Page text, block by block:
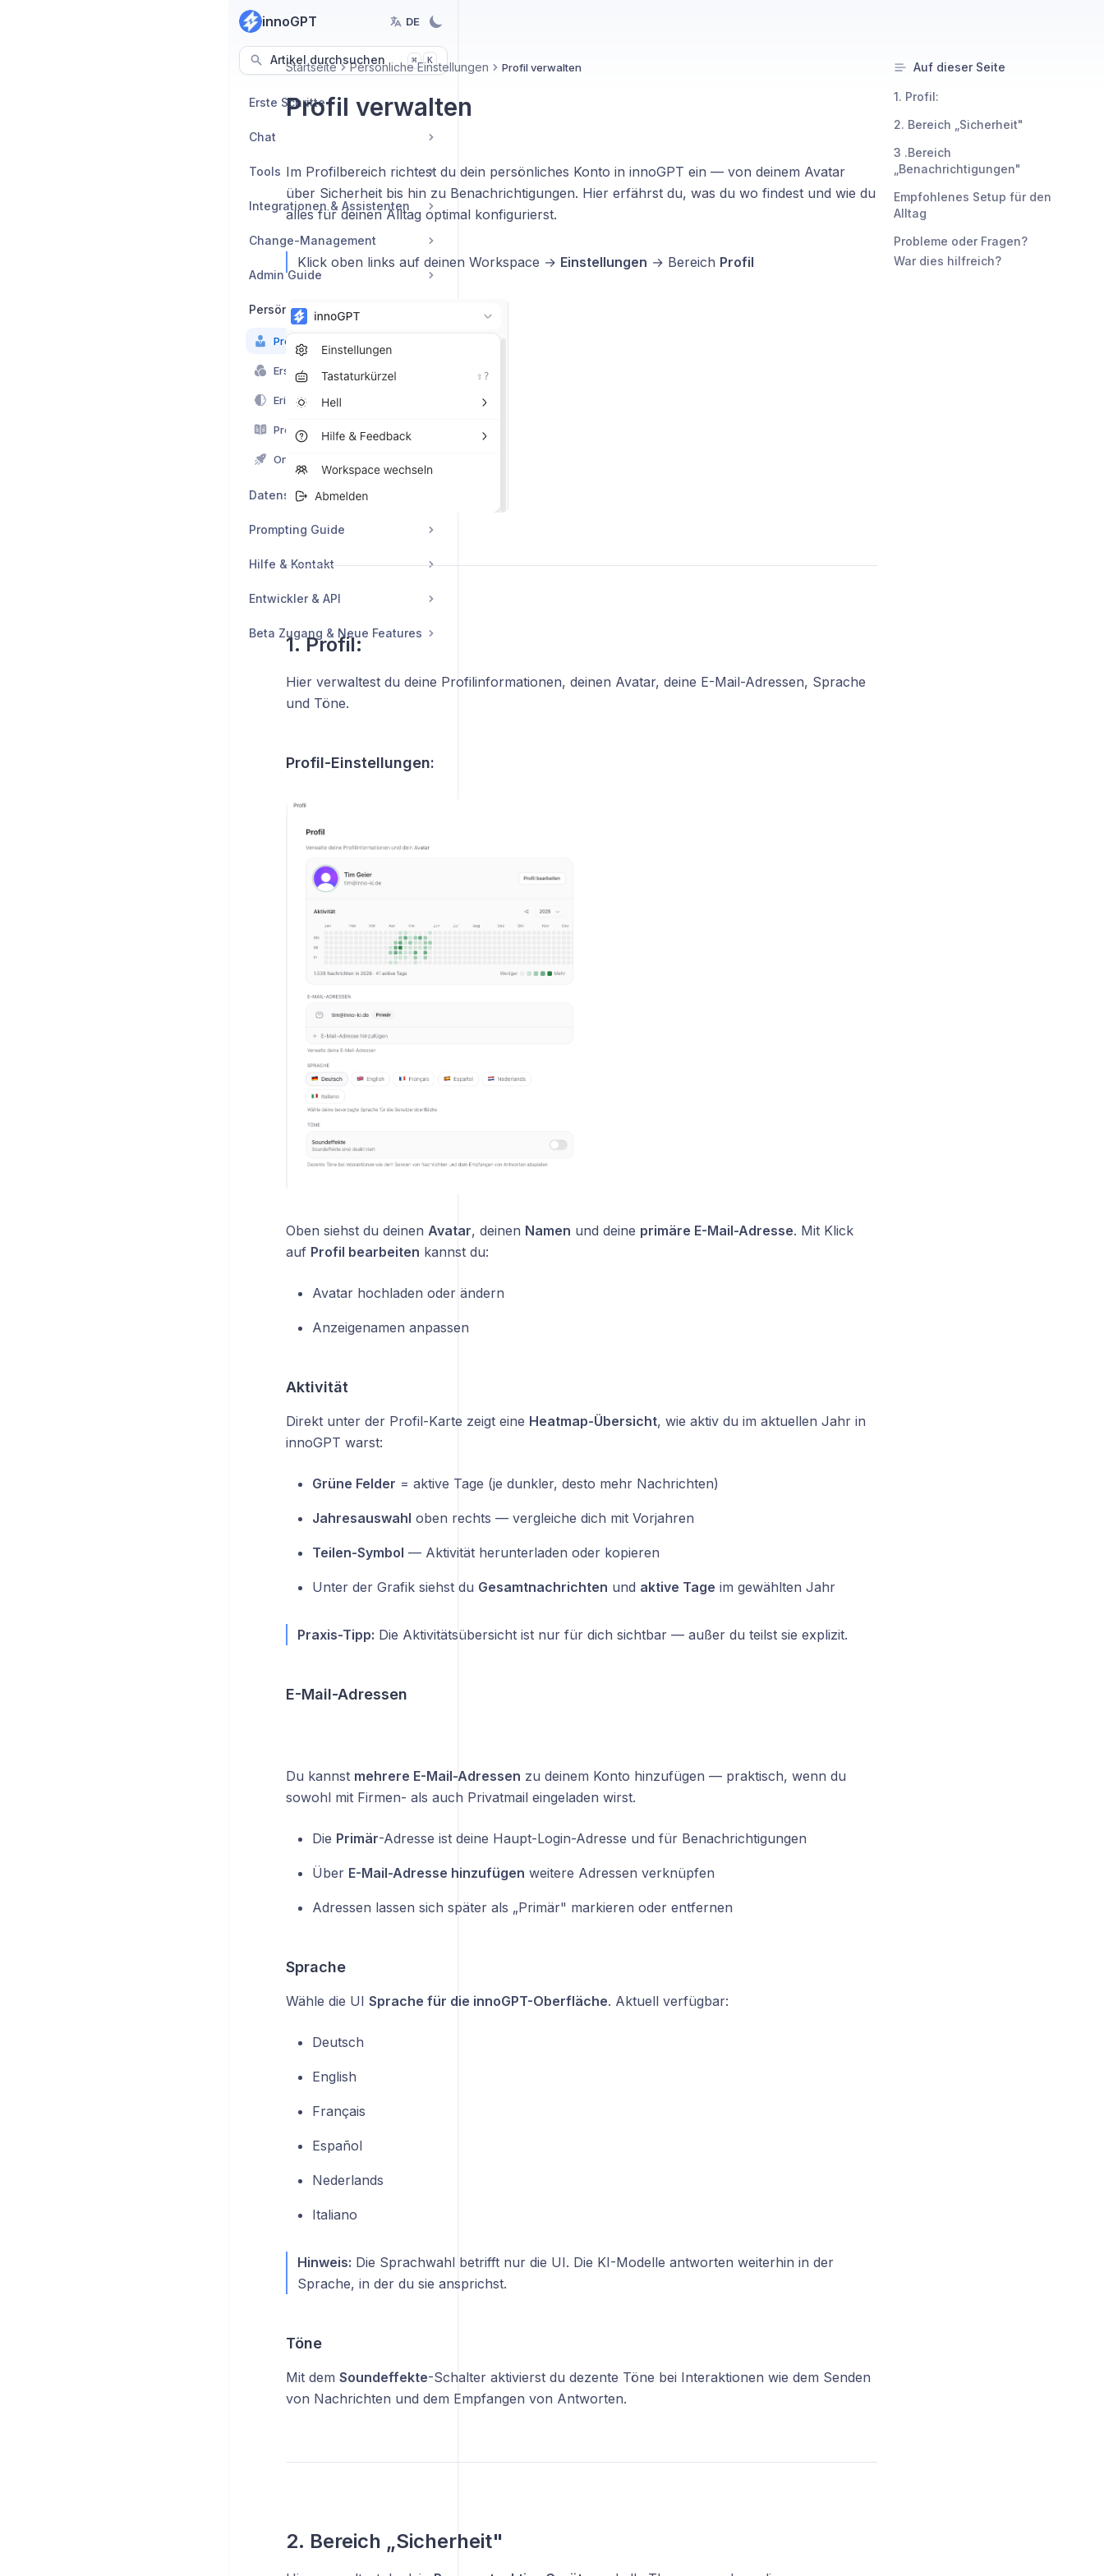
innoGPT DE
Artikel durchsuchen ⌘ K
Erste Schritte
Chat
Tools
Integrationen & Assistenten
Change-Management
Admin Guide
Persönliche Einstellungen
Profil verwalten
Erinnerungs-Funktion
Prompt-Bibliothek
Onboarding - Einstellungen
Datenschutz
Prompting Guide
Hilfe & Kontakt
Entwickler & API
Beta Zugang & Neue Features
Startseite Persönliche Einstellungen Profil verwalten
Profil verwalten
Im Profilbereich richtest du dein persönliches Konto in innoGPT ein — von deinem Avatar
über Sicherheit bis hin zu Benachrichtigungen. Hier erfährst du, was du wo findest und wie du
alles für deinen Alltag optimal konfigurierst.
Klick oben links auf deinen Workspace → Einstellungen → Bereich Profil
1. Profil:
Hier verwaltest du deine Profilinformationen, deinen Avatar, deine E-Mail-Adressen, Sprache
und Töne.
Profil-Einstellungen:
Oben siehst du deinen Avatar, deinen Namen und deine primäre E-Mail-Adresse. Mit Klick
auf Profil bearbeiten kannst du:
Avatar hochladen oder ändern
Anzeigenamen anpassen
Aktivität
Direkt unter der Profil-Karte zeigt eine Heatmap-Übersicht, wie aktiv du im aktuellen Jahr in
innoGPT warst:
Grüne Felder = aktive Tage (je dunkler, desto mehr Nachrichten)
Jahresauswahl oben rechts — vergleiche dich mit Vorjahren
Teilen-Symbol — Aktivität herunterladen oder kopieren
Unter der Grafik siehst du Gesamtnachrichten und aktive Tage im gewählten Jahr
Praxis-Tipp: Die Aktivitätsübersicht ist nur für dich sichtbar — außer du teilst sie explizit.
E-Mail-Adressen
Du kannst mehrere E-Mail-Adressen zu deinem Konto hinzufügen — praktisch, wenn du
sowohl mit Firmen- als auch Privatmail eingeladen wirst.
Die Primär-Adresse ist deine Haupt-Login-Adresse und für Benachrichtigungen
Über E-Mail-Adresse hinzufügen weitere Adressen verknüpfen
Adressen lassen sich später als „Primär" markieren oder entfernen
Sprache
Wähle die UI Sprache für die innoGPT-Oberfläche. Aktuell verfügbar:
Deutsch
English
Français
Español
Nederlands
Italiano
Hinweis: Die Sprachwahl betrifft nur die UI. Die KI-Modelle antworten weiterhin in der
Sprache, in der du sie ansprichst.
Töne
Mit dem Soundeffekte-Schalter aktivierst du dezente Töne bei Interaktionen wie dem Senden
von Nachrichten und dem Empfangen von Antworten.
2. Bereich „Sicherheit"
Auf dieser Seite
1. Profil:
2. Bereich „Sicherheit"
3 .Bereich
„Benachrichtigungen"
Empfohlenes Setup für den
Alltag
Probleme oder Fragen?
War dies hilfreich?